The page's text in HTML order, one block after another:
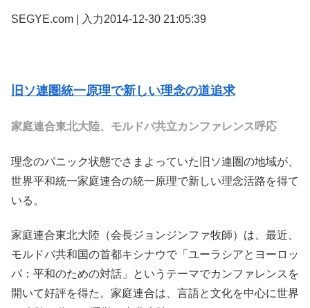
SEGYE.com | 入力2014-12-30 21:05:39
旧ソ連圏統一原理で新しい理念の道追求
家庭連合東北大陸、モルドバ共立カンファレンス呼応
理念のパニック状態でさまよっていた旧ソ連圏の地域が、
世界平和統一家庭連合の統一原理で新しい理念活路を得て
いる。
家庭連合東北大陸（会長ジョンジンファ牧師）は、最近、
モルドバ共和国の首都キシナウで「ユーラシアとヨーロッ
パ：平和のための対話」というテーマでカンファレンスを
開いて好評を得た。家庭連合は、言語と文化を中心に世界